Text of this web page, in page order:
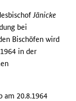
Jänicke
bei
Bischöfen wird
in der
am 20.8.1964